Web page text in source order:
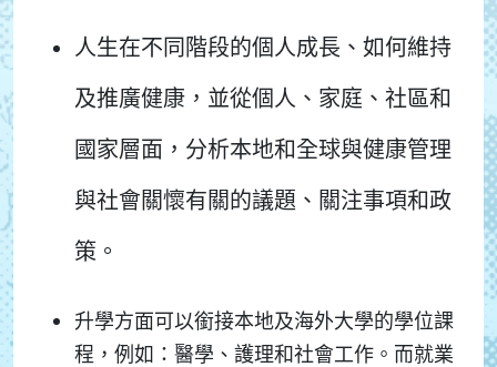
人生在不同階段的個人成長、如何維持
及推廣健康，並從個人、家庭、社區和
國家層面，分析本地和全球與健康管理
與社會關懷有關的議題、關注事項和政
策。
升學方面可以銜接本地及海外大學的學位課
程，例如：醫學、護理和社會工作。而就業